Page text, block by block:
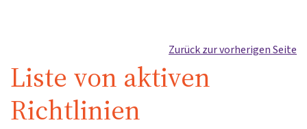
Zurück zur vorherigen Seite
Liste von aktiven
Richtlinien